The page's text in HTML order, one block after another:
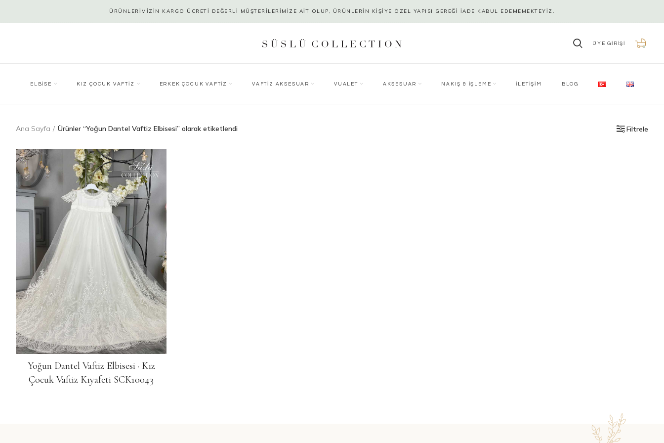
ÜRÜNLERİMİZİN KARGO ÜCRETİ DEĞERLİ MÜŞTERİLERİMİZE AİT OLUP, ÜRÜNLERİN KİŞİYE ÖZEL YAPISI GEREĞİ İADE KABUL EDEMEMEKTEYİZ.
ÜYE GIRIŞI
0
ELBİSE KIZ ÇOCUK VAFTİZ ERKEK ÇOCUK VAFTİZ VAFTİZ AKSESUAR VUALET AKSESUAR NAKIŞ & İŞLEME İLETİŞİM BLOG
Ana Sayfa Ürünler “Yoğun Dantel Vaftiz Elbisesi” olarak etiketlendi Filtrele
Yoğun Dantel Vaftiz Elbisesi · Kız
Çocuk Vaftiz Kıyafeti SCK10043